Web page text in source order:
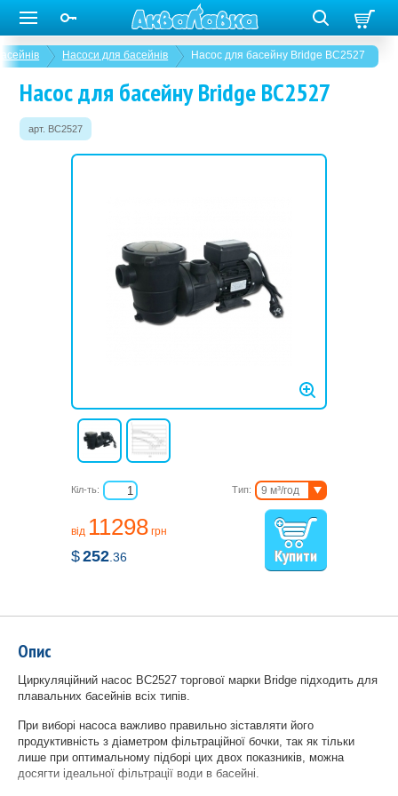
Насоси для басейнів Насос для басейну Bridge BC2527
Насос для басейну Bridge BC2527
арт. BC2527
від 11298 грн
$252 .36
Кіл-ть: Тип:
9 м³/год
20 м³/год
Опис
Циркуляційний насос BC2527 торгової марки Bridge підходить для
плавальних басейнів всіх типів.
При виборі насоса важливо правильно зіставляти його
продуктивність з діаметром фільтраційної бочки, так як тільки
лише при оптимальному підборі цих двох показників, можна
досягти ідеальної фільтрації води в басейні.